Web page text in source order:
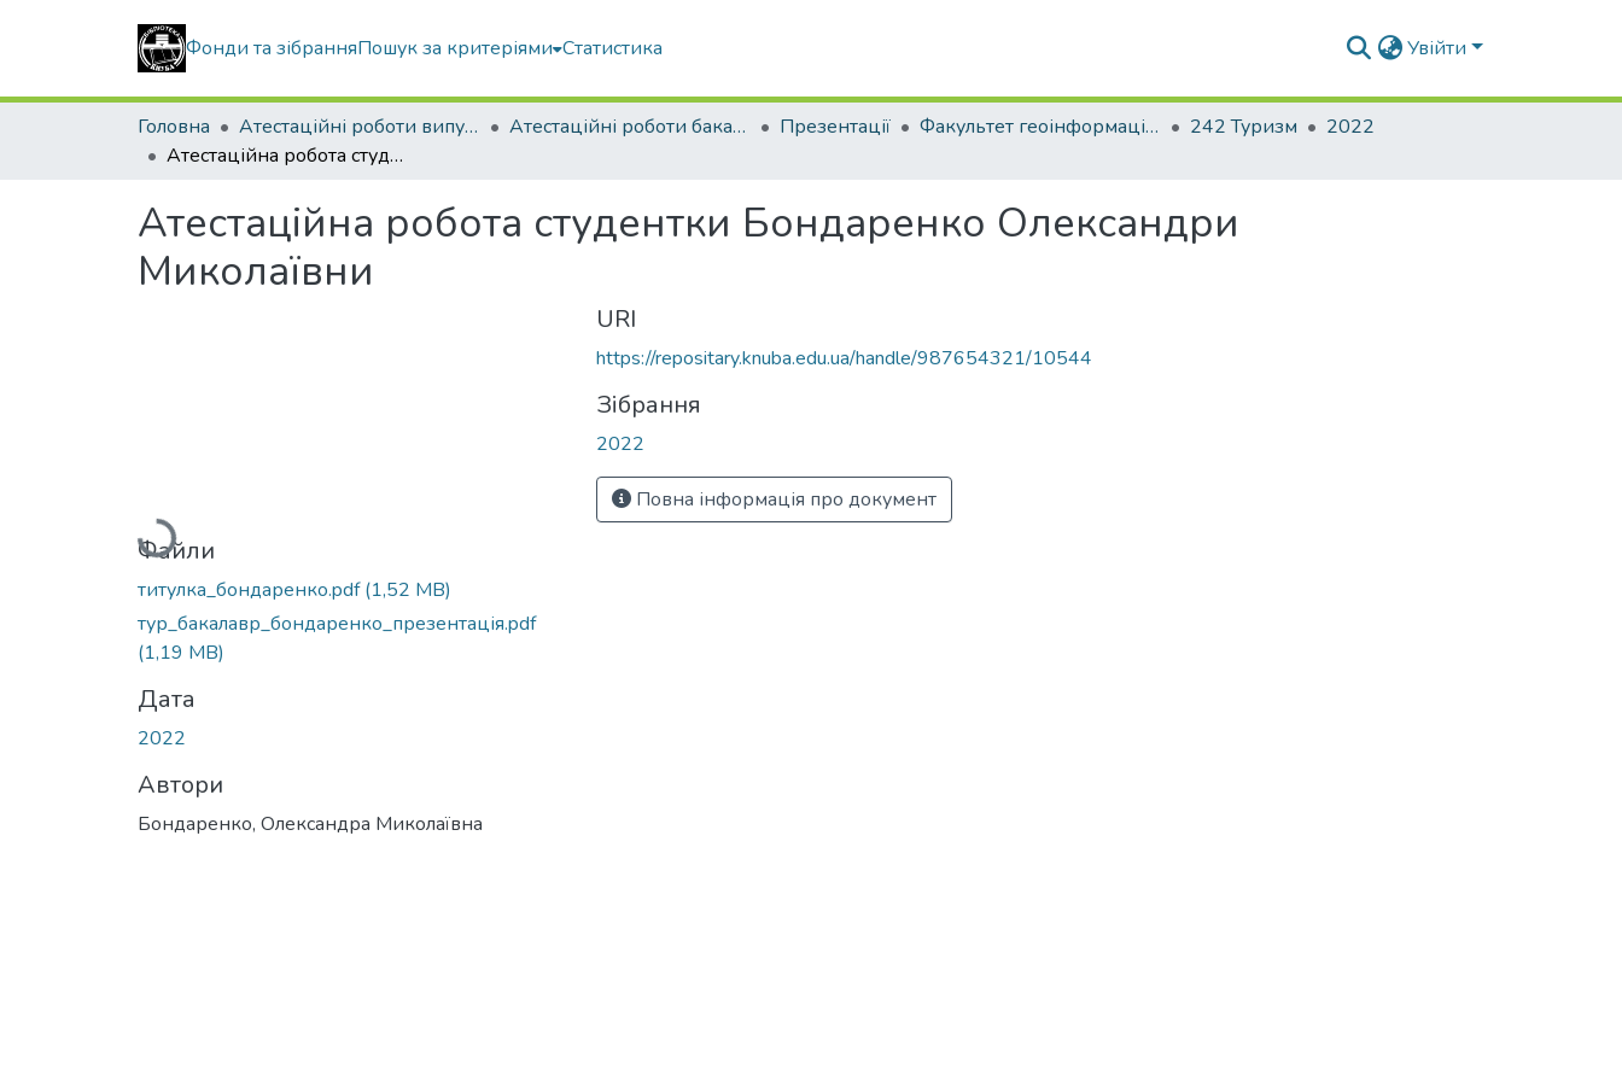
Фонди та зібранняПошук за критеріями Статистика Увійти
Головна Атестаційні роботи випускників Атестаційні роботи бакалаврів Презентації Факультет геоінформаційних систем та управління територіями 242 Туризм
2022
Атестаційна робота студентки Бондаренко Олександри Миколаївни
Атестаційна робота студентки Бондаренко Олександри
Миколаївни
Вантажиться...
Файли
титулка_бондаренко.pdf(1,52 MB)
тур_бакалавр_бондаренко_презентація.pdf
(1,19 MB)
Дата
2022
Автори
Бондаренко, Олександра Миколаївна
URI
https://repositary.knuba.edu.ua/handle/987654321/10544
Зібрання
2022
Повна інформація про документ